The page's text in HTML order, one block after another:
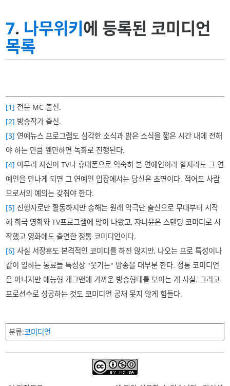
7. 나무위키에 등록된 코미디언
목록
[1] 전문 MC 출신.
[2] 방송작가 출신.
[3] 연예뉴스 프로그램도 심각한 소식과 밝은 소식을 짧은 시간 내에 전해
야 하는 만큼 웬만하면 녹화로 진행된다.
[4] 아무리 자신이 TV나 휴대폰으로 익숙히 본 연예인이라 할지라도 그 연
예인을 만나게 되면 그 연예인 입장에서는 당신은 초면이다. 적어도 사람
으로서의 예의는 갖춰야 한다.
[5] 진행자로만 활동하지만 송해는 원래 악극단 출신으로 무대부터 시작
해 희극 영화와 TV프로그램에 많이 나왔고, 쟈니윤은 스탠딩 코미디로 시
작했고 영화에도 출연한 정통 코미디언이다.
[6] 사실 서장훈도 본격적인 코미디를 하진 않지만, 나오는 프로 특성이나
같이 일하는 동료들 특성상 "웃기는" 방송을 대부분 한다. 정통 코미디언
은 아니지만 예능형 개그맨에 가까운 방송형태를 보이는 게 사실. 그리고
프로선수로 성공하는 것도 코미디언 공채 못지 않게 힘들다.
분류 코미디언